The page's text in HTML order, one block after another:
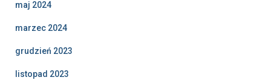
maj 2024
marzec 2024
grudzień 2023
listopad 2023